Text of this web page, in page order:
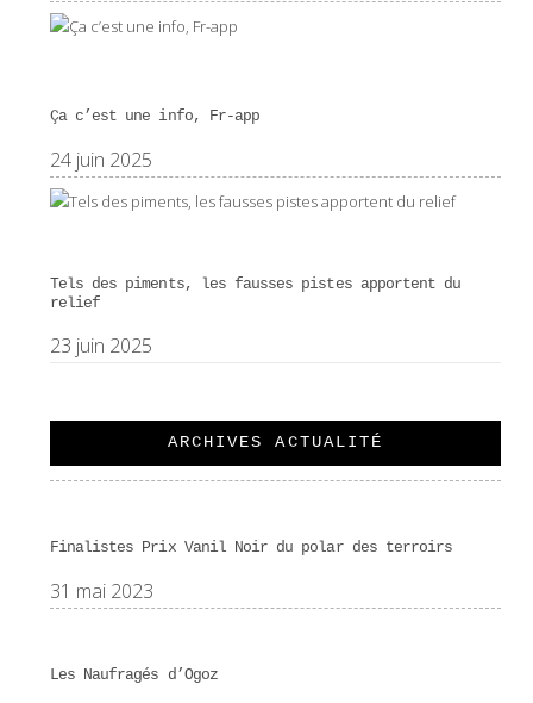
Ça c’est une info, Fr-app
24 juin 2025
Tels des piments, les fausses pistes apportent du
relief
23 juin 2025
ARCHIVES ACTUALITÉ
Finalistes Prix Vanil Noir du polar des terroirs
31 mai 2023
Les Naufragés d’Ogoz